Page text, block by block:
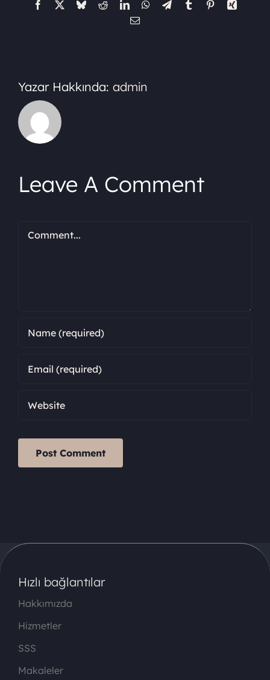
Facebook BlueskyRedditLinkedInWhatsApp
TelegramTumblr PinterestXing
E-
Yazar Hakkında: admin
Leave A Comment
Hızlı bağlantılar
Hakkımızda
Hizmetler
SSS
Makaleler